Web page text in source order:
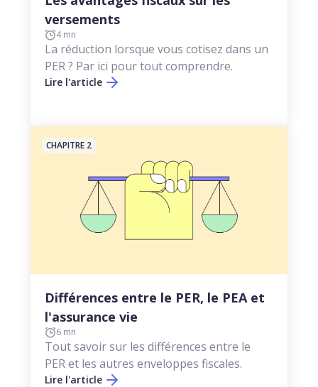
versements
4 mn
La réduction lorsque vous cotisez dans un
PER ? Par ici pour tout comprendre.
Lire l'article
CHAPITRE 2
Différences entre le PER, le PEA et
l'assurance vie
6 mn
Tout savoir sur les différences entre le
PER et les autres enveloppes fiscales.
Lire l'article